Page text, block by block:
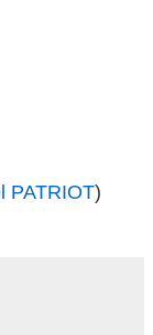
PATRIOT)